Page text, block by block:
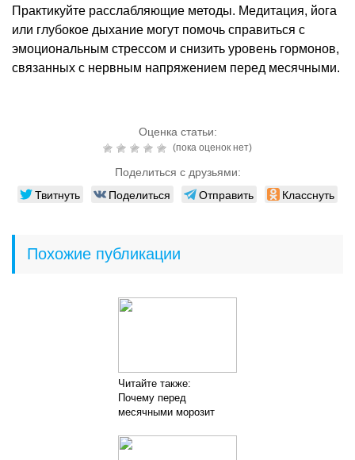
Практикуйте расслабляющие методы. Медитация, йога
или глубокое дыхание могут помочь справиться с
эмоциональным стрессом и снизить уровень гормонов,
связанных с нервным напряжением перед месячными.
Оценка статьи:
(пока оценок нет)
Поделиться с друзьями:
Твитнуть Поделиться Отправить Класснуть
Похожие публикации
Читайте также:
Почему перед
месячными морозит